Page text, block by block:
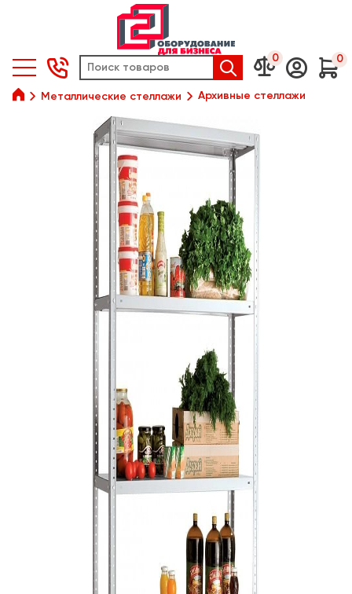
  0  0
 Металлические стеллажи Архивные стеллажи